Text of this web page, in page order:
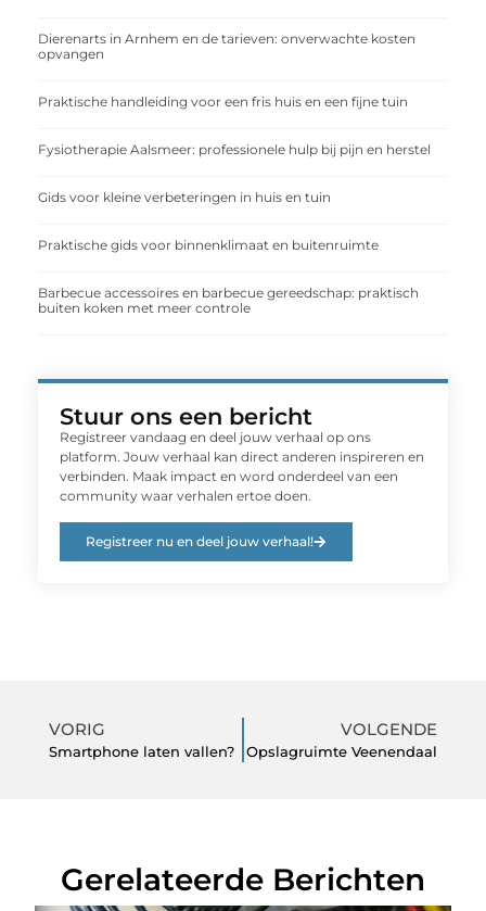
Dierenarts in Arnhem en de tarieven: onverwachte kosten
opvangen
Praktische handleiding voor een fris huis en een fijne tuin
Fysiotherapie Aalsmeer: professionele hulp bij pijn en herstel
Gids voor kleine verbeteringen in huis en tuin
Praktische gids voor binnenklimaat en buitenruimte
Barbecue accessoires en barbecue gereedschap: praktisch
buiten koken met meer controle
Stuur ons een bericht
Registreer vandaag en deel jouw verhaal op ons
platform. Jouw verhaal kan direct anderen inspireren en
verbinden. Maak impact en word onderdeel van een
community waar verhalen ertoe doen.
Registreer nu en deel jouw verhaal!
VORIG
Smartphone laten vallen?
VOLGENDE
Opslagruimte Veenendaal
Gerelateerde Berichten